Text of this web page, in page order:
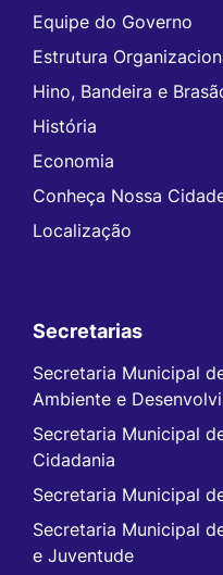
Equipe do Governo
Estrutura
Hino, Bandeira e
História
Economia
Conheça Nossa
Localização
Secretarias
Secretaria Municipal
Ambiente e
Secretaria Municipal
Cidadania
Secretaria Municipal
Secretaria Municipal
e Juventude